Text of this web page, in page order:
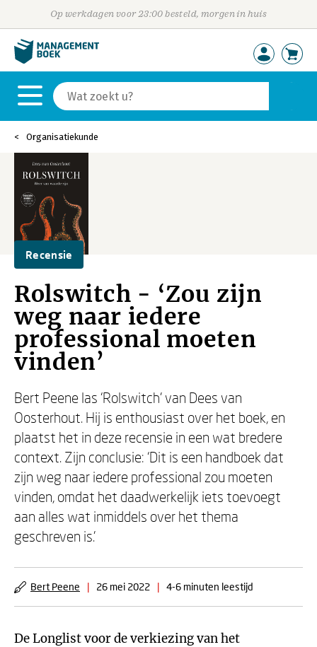
Op werkdagen voor 23:00 besteld, morgen in huis
Organisatiekunde
Recensie
Rolswitch - ‘Zou zijn
weg naar iedere
professional moeten
vinden’
Bert Peene las ‘Rolswitch’ van Dees van
Oosterhout. Hij is enthousiast over het boek, en
plaatst het in deze recensie in een wat bredere
context. Zijn conclusie: ‘Dit is een handboek dat
zijn weg naar iedere professional zou moeten
vinden, omdat het daadwerkelijk iets toevoegt
aan alles wat inmiddels over het thema
geschreven is.’
Bert Peene | 26 mei 2022 | 4-6 minuten leestijd
De Longlist voor de verkiezing van het